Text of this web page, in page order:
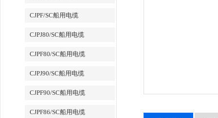
CJPF/SC船用电缆
CJPJ80/SC船用电缆
CJPF80/SC船用电缆
CJPJ90/SC船用电缆
CJPF90/SC船用电缆
CJPF86/SC船用电缆